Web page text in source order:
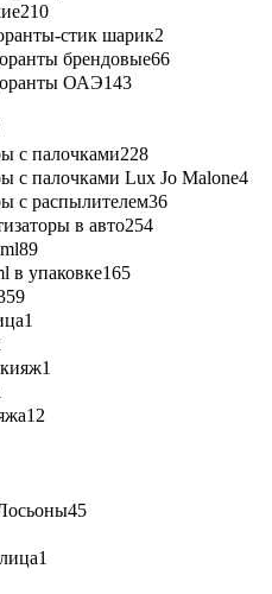
210
стик шарик2
брендовые66
ОАЭ143
с палочками228
с палочками Lux Jo Malone4
с распылителем36
в авто254
89
в упаковке165
1
1
12
45
1